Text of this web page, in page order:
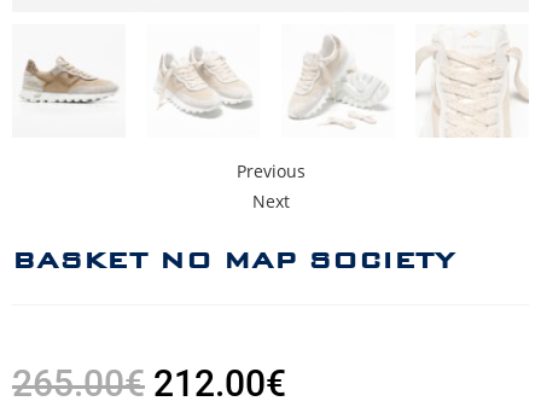
Previous
Next
BASKET NO MAP SOCIETY
265.00€ 212.00€